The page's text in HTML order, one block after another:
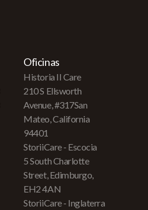
Oficinas
Historia II Care
210 S Ellsworth
Avenue, #317San
Mateo, California
94401
StoriiCare - Escocia
5 South Charlotte
Street, Edimburgo,
EH2 4AN
StoriiCare - Inglaterra